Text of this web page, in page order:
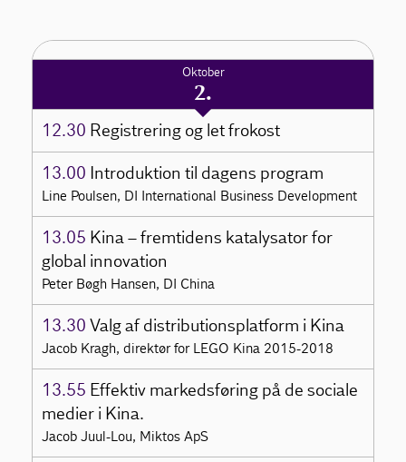
Oktober
2.
12.30 Registrering og let frokost
13.00 Introduktion til dagens program
Line Poulsen, DI International Business Development
13.05 Kina – fremtidens katalysator for
global innovation
Peter Bøgh Hansen, DI China
13.30 Valg af distributionsplatform i Kina
Jacob Kragh, direktør for LEGO Kina 2015-2018
13.55 Effektiv markedsføring på de sociale
medier i Kina.
Jacob Juul-Lou, Miktos ApS